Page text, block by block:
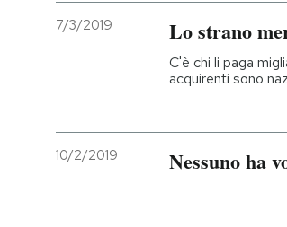
7/3/2019 Lo strano
C'è chi li paga
acquirenti sono
10/2/2019 Nessuno ha